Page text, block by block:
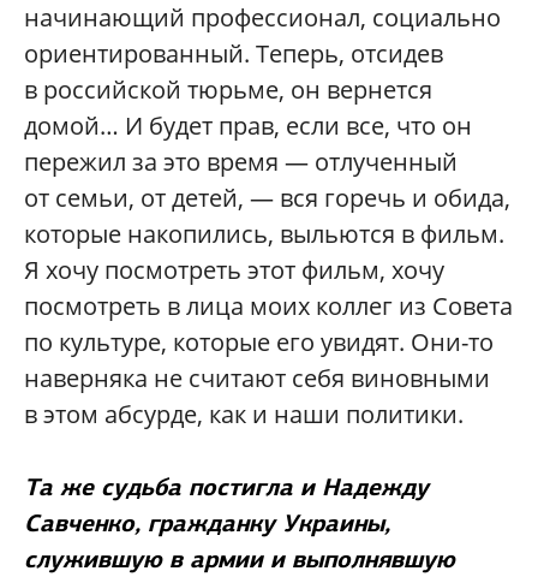
начинающий профессионал, социально
ориентированный. Теперь, отсидев
в российской тюрьме, он вернется
домой… И будет прав, если все, что он
пережил за это время — отлученный
от семьи, от детей, — вся горечь и обида,
которые накопились, выльются в фильм.
Я хочу посмотреть этот фильм, хочу
посмотреть в лица моих коллег из Совета
по культуре, которые его увидят. Они-то
наверняка не считают себя виновными
в этом абсурде, как и наши политики.
Та же судьба постигла и Надежду
Савченко, гражданку Украины,
служившую в армии и выполнявшую